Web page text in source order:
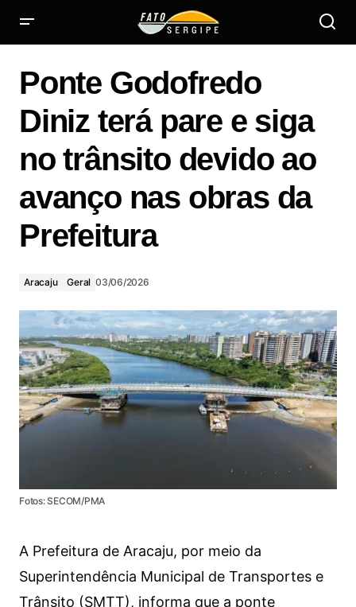
Ponte Godofredo
Diniz terá pare e siga
no trânsito devido ao
avanço nas obras da
Prefeitura
Aracaju Geral 03/06/2026
Fotos: SECOM/PMA
A Prefeitura de Aracaju, por meio da
Superintendência Municipal de Transportes e
Trânsito (SMTT), informa que a ponte